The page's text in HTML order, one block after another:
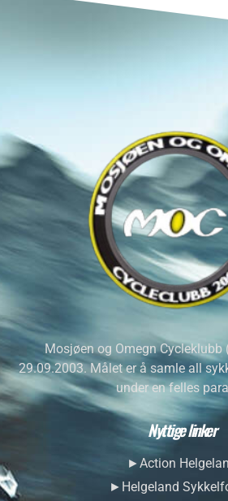
Mosjøen og Omegn Cycleklubb
29.09.2003. Målet er å samle all
under en felles
Nyttige linker
►Action
►Helgeland